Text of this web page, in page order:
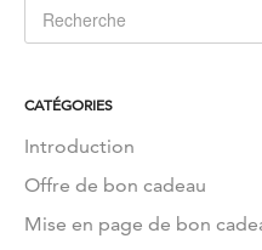
CATÉGORIES
Introduction
Offre de bon cadeau
Mise en page de bon